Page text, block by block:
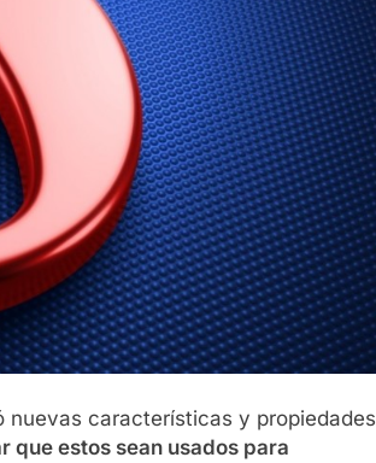
nuevas características y propiedades
que estos sean usados para